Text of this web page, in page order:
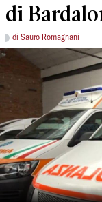
di
di Sauro Romagnani